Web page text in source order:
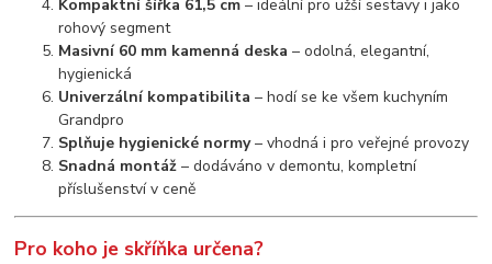
Kompaktní šířka 61,5 cm – ideální pro užší sestavy i jako
rohový segment
Masivní 60 mm kamenná deska – odolná, elegantní,
hygienická
Univerzální kompatibilita – hodí se ke všem kuchyním
Grandpro
Splňuje hygienické normy– vhodná i pro veřejné provozy
Snadná montáž – dodáváno v demontu, kompletní
příslušenství v ceně
Pro koho je skříňka určena?